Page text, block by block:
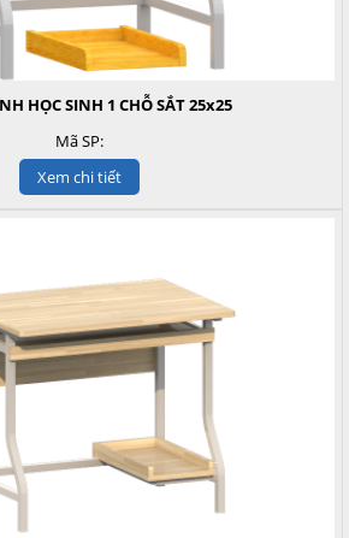
HỌC SINH 1 CHỖ SẮT 25x25
Mã SP:
Xem chi tiết